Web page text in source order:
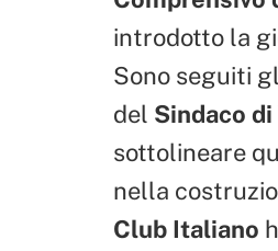
introdotto la
Sono seguiti
del Sindaco
sottolineare
nella
Club Italiano